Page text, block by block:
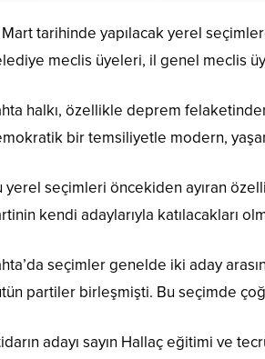
Mart tarihinde yapılacak yerel
meclis üyeleri, il genel meclis
halkı, özellikle deprem
bir temsiliyetle modern,
yerel seçimleri öncekiden ayıran
kendi adaylarıyla katılacakları
seçimler genelde iki aday
partiler birleşmişti. Bu seçimde
adayı sayın Hallaç eğitimi ve